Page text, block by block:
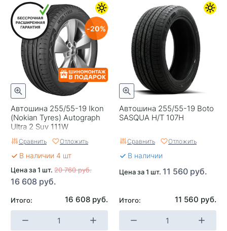
Автошина 255/55-19 Ikon
(Nokian Tyrеs) Autograph
Ultra 2 Suv 111W
20
Сравнить Отложить
В наличии 4 шт
Цена за 1 шт. 20 760 руб.
16 608 руб.
Итого: 16 608 руб.
Автошина 255/55-19 Boto
SASQUA H/T 107H
Сравнить Отложить
В наличии
Цена за 1 шт. 11 560 руб.
Итого: 11 560 руб.